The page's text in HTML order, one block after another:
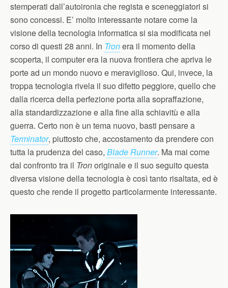
stemperati dall’autoironia che regista e sceneggiatori si
sono concessi. E’ molto interessante notare come la
visione della tecnologia informatica si sia modificata nel
corso di questi 28 anni. In Tronera il momento della
scoperta, il computer era la nuova frontiera che apriva le
porte ad un mondo nuovo e meraviglioso. Qui, invece, la
troppa tecnologia rivela il suo difetto peggiore, quello che
dalla ricerca della perfezione porta alla sopraffazione,
alla standardizzazione e alla fine alla schiavitù e alla
guerra. Certo non è un tema nuovo, basti pensare a
Terminator, piuttosto che, accostamento da prendere con
tutta la prudenza del caso, Blade Runner. Ma mai come
dal confronto tra il Tronoriginale e il suo seguito questa
diversa visione della tecnologia è così tanto risaltata, ed è
questo che rende il progetto particolarmente interessante.